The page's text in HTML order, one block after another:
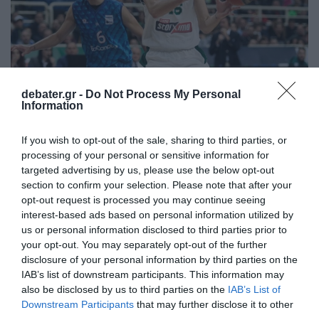
debater.gr - Do Not Process My Personal
Information
If you wish to opt-out of the sale, sharing to third parties, or
processing of your personal or sensitive information for
targeted advertising by us, please use the below opt-out
section to confirm your selection. Please note that after your
opt-out request is processed you may continue seeing
interest-based ads based on personal information utilized by
us or personal information disclosed to third parties prior to
your opt-out. You may separately opt-out of the further
disclosure of your personal information by third parties on the
IAB’s list of downstream participants. This information may
also be disclosed by us to third parties on the IAB’s List of
Downstream Participants that may further disclose it to other
Στους Θάντερ με δεκαήμερο συμβόλαιο ο
Γιώργος Καλαϊτζάκης
Ευκαιρία να αποδείξει την αξία του ο Έλληνας
φόργουορντ
06.04.2022 - 02:00